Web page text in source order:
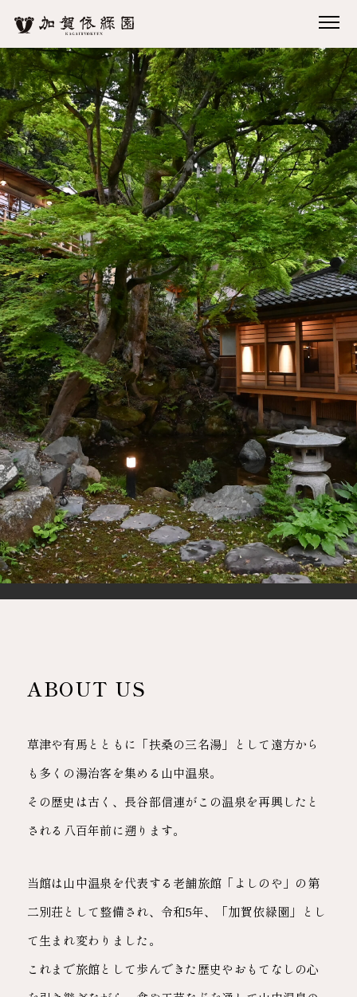
ABOUT US
草津や有馬とともに「扶桑の三名湯」として遠方から
も多くの湯治客を集める山中温泉。
その歴史は古く、長谷部信連がこの温泉を再興したと
される 八百年前に遡ります。
当館は山中温泉を代表する老舗旅館「よしのや」の第
二別荘として整備され、 令和5年、「加賀依緑園」とし
て生まれ変わりました。
これまで旅館として歩んできた歴史やおもてなしの心